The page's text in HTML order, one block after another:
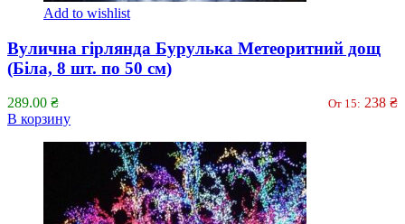
Add to wishlist
Вулична гірлянда Бурулька Метеоритний дощ
(Біла, 8 шт. по 50 см)
289.00 ₴ От 15: 238 ₴
В корзину